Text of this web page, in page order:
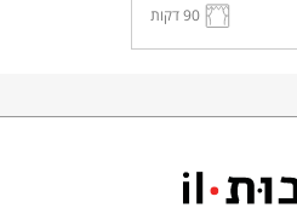
90 דקות